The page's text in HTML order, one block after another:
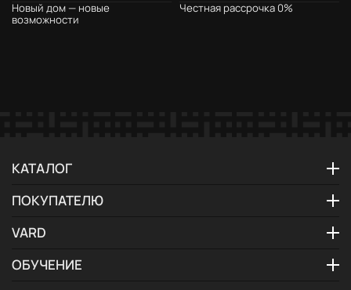
Новый дом — новые
возможности
Честная рассрочка 0%
КАТАЛОГ
ПОКУПАТЕЛЮ
VARD
ОБУЧЕНИЕ